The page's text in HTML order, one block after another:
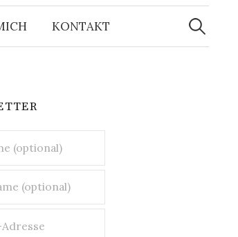
KONTAKT
Suchen
nach: